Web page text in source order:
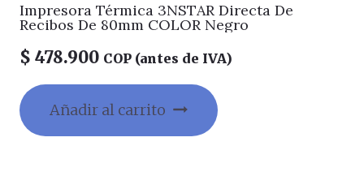
Impresora Térmica 3NSTAR Directa De
Recibos De 80mm COLOR Negro
$ 478.900 COP (antes de IVA)
Añadir al carrito